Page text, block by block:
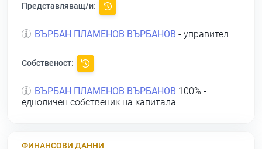
Представляващ/и:
ВЪРБАН ПЛАМЕНОВ ВЪРБАНОВ - управител
Собственост:
ВЪРБАН ПЛАМЕНОВ ВЪРБАНОВ 100% -
едноличен собственик на капитала
ФИНАНСОВИ ДАННИ